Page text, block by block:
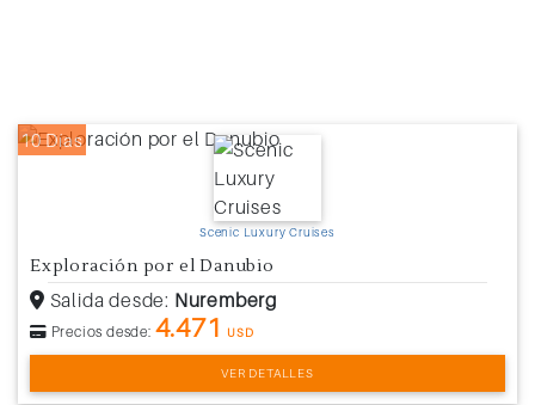
10 Días
Scenic Luxury Cruises
Exploración por el Danubio
Salida desde: Nuremberg
Precios desde: 4.471 USD
VER DETALLES